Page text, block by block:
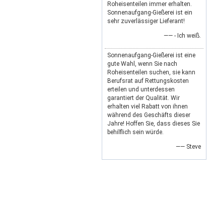
Roheisenteilen immer erhalten.
Sonnenaufgang-Gießerei ist ein
sehr zuverlässiger Lieferant!
—— - Ich weiß.
Sonnenaufgang-Gießerei ist eine
gute Wahl, wenn Sie nach
Roheisenteilen suchen, sie kann
Berufsrat auf Rettungskosten
erteilen und unterdessen
garantiert der Qualität. Wir
erhalten viel Rabatt von ihnen
während des Geschäfts dieser
Jahre! Hoffen Sie, dass dieses Sie
behilflich sein würde.
—— Steve